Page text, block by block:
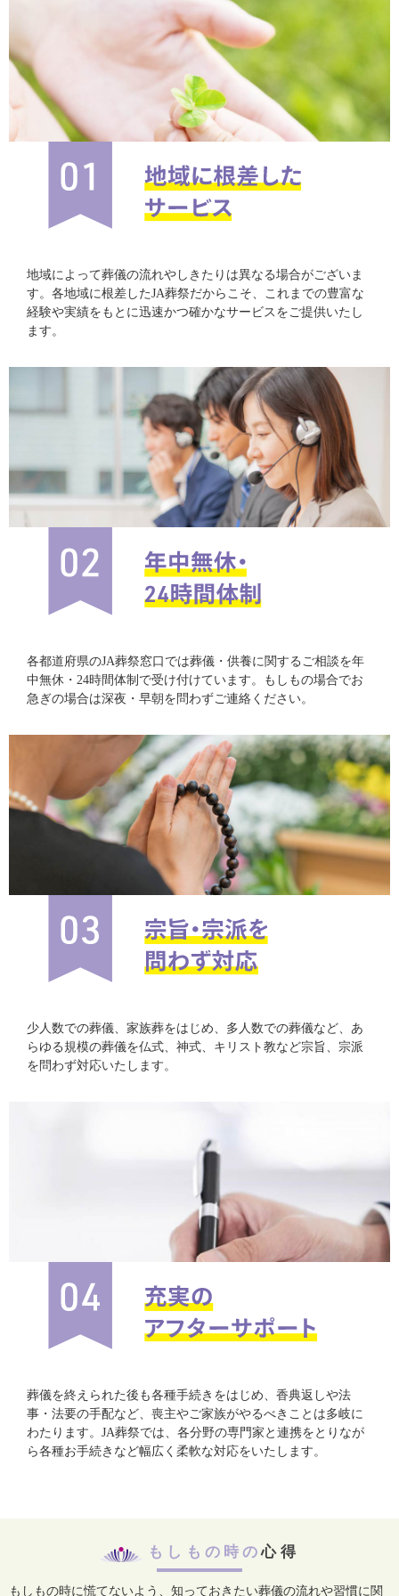
地域によって葬儀の流れやしきたりは異なる場合がございま
す。各地域に根差したJA葬祭だからこそ、これまでの豊富な
経験や実績をもとに迅速かつ確かなサービスをご提供いたし
ます。
各都道府県のJA葬祭窓口では葬儀・供養に関するご相談を年
中無休・24時間体制で受け付けています。もしもの場合でお
急ぎの場合は深夜・早朝を問わずご連絡ください。
少人数での葬儀、家族葬をはじめ、多人数での葬儀など、あ
らゆる規模の葬儀を仏式、神式、キリスト教など宗旨、宗派
を問わず対応いたします。
葬儀を終えられた後も各種手続きをはじめ、香典返しや法
事・法要の手配など、喪主やご家族がやるべきことは多岐に
わたります。JA葬祭では、各分野の専門家と連携をとりなが
ら各種お手続きなど幅広く柔軟な対応をいたします。
もしもの時の心得
もしもの時に慌てないよう、知っておきたい葬儀の流れや習慣に関